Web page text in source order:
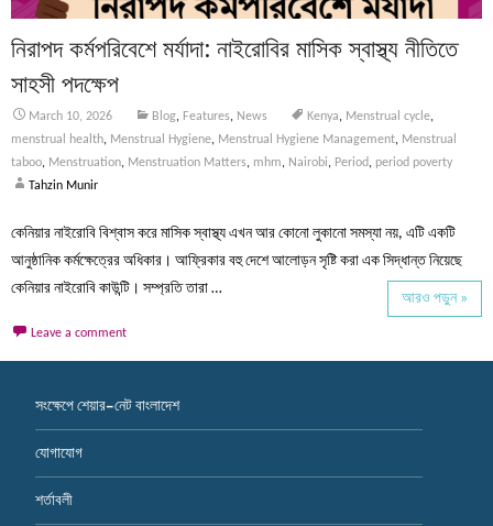
নিরাপদ কর্মপরিবেশে মর্যাদা: নাইরোবির মাসিক স্বাস্থ্য নীতিতে
সাহসী পদক্ষেপ
March 10, 2026 Blog, Features, News Kenya, Menstrual cycle,
menstrual health, Menstrual Hygiene, Menstrual Hygiene Management, Menstrual
taboo, Menstruation, Menstruation Matters, mhm, Nairobi, Period , period poverty
Tahzin Munir
কেনিয়ার নাইরোবি বিশ্বাস করে মাসিক স্বাস্থ্য এখন আর কোনো লুকানো সমস্যা নয়, এটি একটি
আনুষ্ঠানিক কর্মক্ষেত্রের অধিকার। আফ্রিকার বহু দেশে আলোড়ন সৃষ্টি করা এক সিদ্ধান্ত নিয়েছে
কেনিয়ার নাইরোবি কাউন্টি। সম্প্রতি তারা …
আরও পড়ুন »
Leave a comment
সংক্ষেপে শেয়ার-নেট বাংলাদেশ
যোগাযোগ
শর্তাবলী